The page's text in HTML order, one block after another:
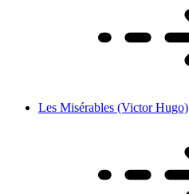
Les Misérables (Victor Hugo)